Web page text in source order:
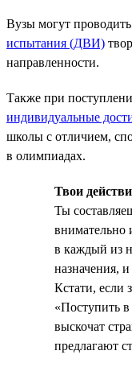
Вузы могут проводить
испытания (ДВИ)
направленности.
Также при
индивидуальные
школы с отличием,
в олимпиадах.
Твои
Ты
внимательно
в каждый из
назначения,
Кстати, если
«Поступить в
выскочат
предлагают